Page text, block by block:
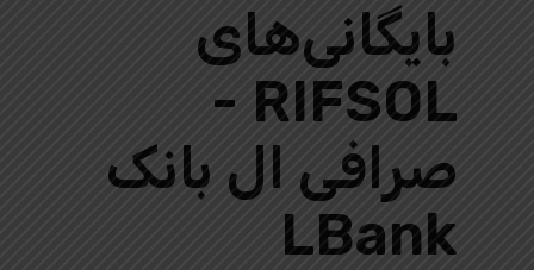
بایگانی‌های
RIFSOL -
صرافی ال بانک
LBank